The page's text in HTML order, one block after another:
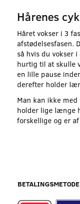
Hårenes
Håret vokser i 3
afstødelsesfasen.
så hvis du vokser
hurtig til at skulle
en lille pause
derefter holder
Man kan ikke
holder lige længe
forskellige og er